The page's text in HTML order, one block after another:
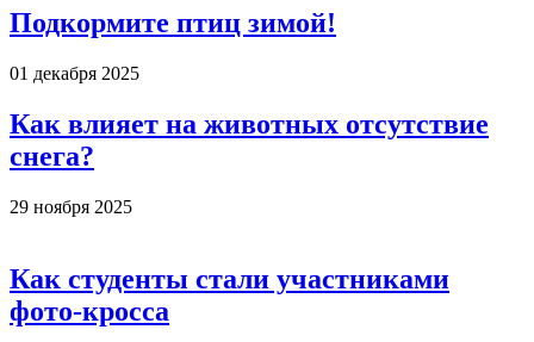
Подкормите птиц зимой!
01 декабря 2025
Как влияет на животных отсутствие
снега?
29 ноября 2025
Как студенты стали участниками
фото-кросса